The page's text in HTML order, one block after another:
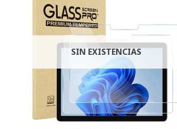
SIN EXISTENCIAS